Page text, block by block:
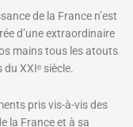
de la France n’est
d’une extraordinaire
mains tous les atouts
XXIᵉ siècle.
pris vis-à-vis des
la France et à sa